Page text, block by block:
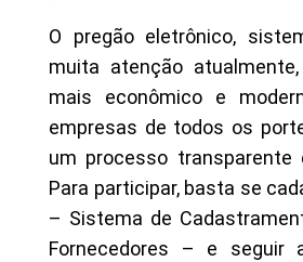
O pregão eletrônico,
muita atenção
mais econômico e
empresas de todos os
um processo transparente
Para participar, basta se
– Sistema de
Fornecedores – e seguir